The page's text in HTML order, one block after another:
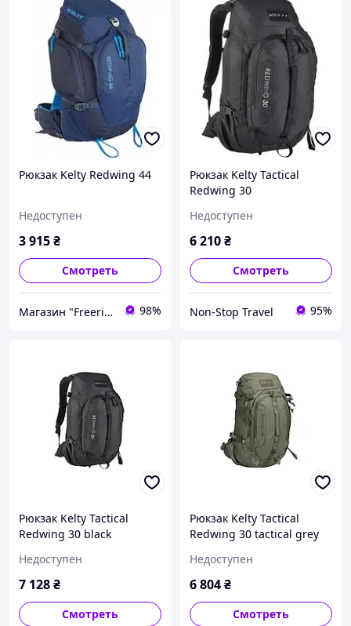
Рюкзак Kelty Redwing 44
Недоступен
3 915₴
Смотреть
Магазин "Freeride" 98%
Рюкзак Kelty Tactical
Redwing 30
Недоступен
6 210₴
Смотреть
Non-Stop Travel 95%
Рюкзак Kelty Tactical
Redwing 30 black
Недоступен
7 128₴
Смотреть
Рюкзак Kelty Tactical
Redwing 30 tactical grey
Недоступен
6 804₴
Смотреть